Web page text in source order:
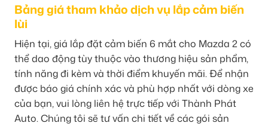
Bảng giá tham khảo dịch vụ lắp cảm biến
lùi
Hiện tại, giá lắp đặt cảm biến 6 mắt cho Mazda 2 có
thể dao động tùy thuộc vào thương hiệu sản phẩm,
tính năng đi kèm và thời điểm khuyến mãi. Để nhận
được báo giá chính xác và phù hợp nhất với dòng xe
của bạn, vui lòng liên hệ trực tiếp với Thành Phát
Auto. Chúng tôi sẽ tư vấn chi tiết về các gói sản